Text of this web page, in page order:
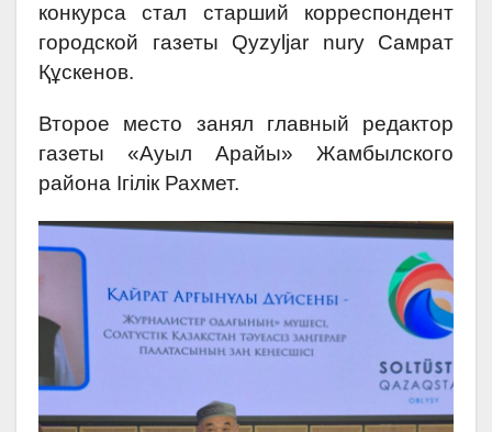
конкурса стал старший корреспондент
городской газеты Qyzyljar nury Самрат
Құскенов.
Второе место занял главный редактор
газеты «Ауыл Арайы» Жамбылского
района Ігілік Рахмет.